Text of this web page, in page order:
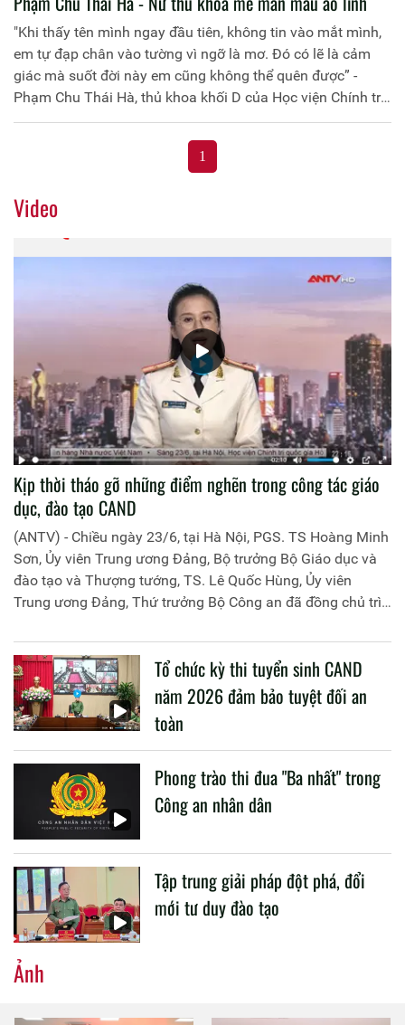
"Khi thấy tên mình ngay đầu tiên, không tin vào mắt mình,
em tự đạp chân vào tường vì ngỡ là mơ. Đó có lẽ là cảm
giác mà suốt đời này em cũng không thể quên được” -
Phạm Chu Thái Hà, thủ khoa khối D của Học viện Chính trị
Công an Nhân dân thú nhận.
1
Video
Kịp thời tháo gỡ những điểm nghẽn trong công tác giáo
dục, đào tạo CAND
(ANTV) - Chiều ngày 23/6, tại Hà Nội, PGS. TS Hoàng Minh
Sơn, Ủy viên Trung ương Đảng, Bộ trưởng Bộ Giáo dục và
đào tạo và Thượng tướng, TS. Lê Quốc Hùng, Ủy viên
Trung ương Đảng, Thứ trưởng Bộ Công an đã đồng chủ trì
liên quan đến công tác giáo dục và đào tạo của lực lượng
CAND.
Tổ chức kỳ thi tuyển sinh CAND
năm 2026 đảm bảo tuyệt đối an
toàn
Phong trào thi đua "Ba nhất" trong
Công an nhân dân
Tập trung giải pháp đột phá, đổi
mới tư duy đào tạo
Ảnh